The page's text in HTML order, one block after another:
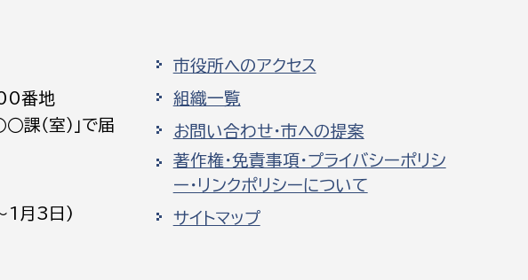
番地
（室）」で届
1月3日)
市役所へのアクセス
組織一覧
お問い合わせ・市への提案
著作権・免責事項・プライバシーポリシ
ー・リンクポリシーについて
サイトマップ